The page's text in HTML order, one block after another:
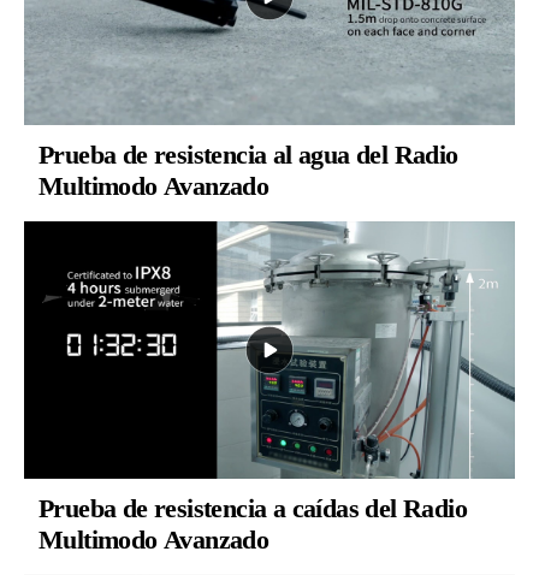
Prueba de resistencia al agua del Radio
Multimodo Avanzado
Prueba de resistencia a caídas del Radio
Multimodo Avanzado